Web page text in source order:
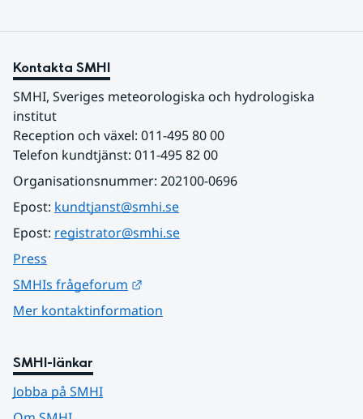
Kontakta SMHI
SMHI, Sveriges meteorologiska och hydrologiska
institut
Reception och växel: 011-495 80 00
Telefon kundtjänst: 011-495 82 00
Organisationsnummer: 202100-0696
Epost: kundtjanst@smhi.se
Epost: registrator@smhi.se
Press
SMHIs frågeforum
Mer kontaktinformation
SMHI-länkar
Jobba på SMHI